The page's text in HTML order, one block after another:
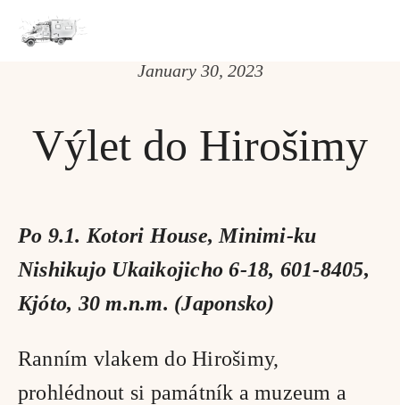
Výlet do Hirošimy
Po 9.1. Kotori House, Minimi-ku
Nishikujo Ukaikojicho 6-18, 601-8405,
Kjóto, 30 m.n.m. (Japonsko)
Ranním vlakem do Hirošimy,
prohlédnout si památník a muzeum a
January 30, 2023